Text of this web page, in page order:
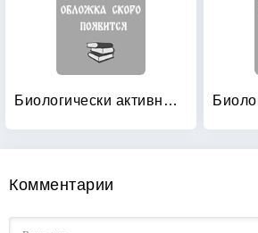
Биологически активные вещества растительного происхождения: Том 2
Комментарии